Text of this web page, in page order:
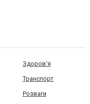
Здоров'я
Транспорт
Розваги